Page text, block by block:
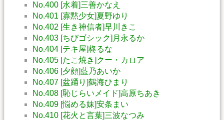
No.400 [水着]三善かなえ
No.401 [寡黙少女]夏野ゆり
No.402 [生き神信者]早川きこ
No.403 [ちびゴシック]月永るか
No.404 [テキ屋]柊るな
No.405 [たこ焼き]クー・カロア
No.406 [夕顔]藍乃あいか
No.407 [盆踊り]鶴海ひまり
No.408 [恥じらいメイド]高原ちあき
No.409 [悩める妹]安条まい
No.410 [花火と言葉]三波なつみ